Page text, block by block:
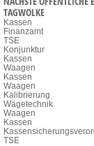
TAGWOLKE
Kassen
Finanzamt
TSE
Konjunktur
Kassen
Waagen
Kassen
Waagen
Kalibrierung
Wägetechnik
Waagen
Kassen
TSE